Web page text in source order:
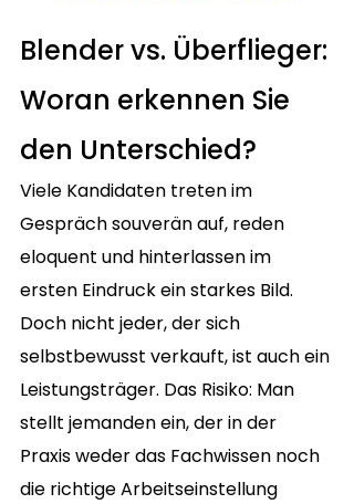
Blender vs. Überflieger:
Woran erkennen Sie
den Unterschied?
Viele Kandidaten treten im
Gespräch souverän auf, reden
eloquent und hinterlassen im
ersten Eindruck ein starkes Bild.
Doch nicht jeder, der sich
selbstbewusst verkauft, ist auch ein
Leistungsträger. Das Risiko: Man
stellt jemanden ein, der in der
Praxis weder das Fachwissen noch
die richtige Arbeitseinstellung